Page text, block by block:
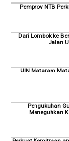
Pemprov NTB
Dari Lombok ke
Jalan
UIN Mataram
Pengukuhan
Meneguhkan